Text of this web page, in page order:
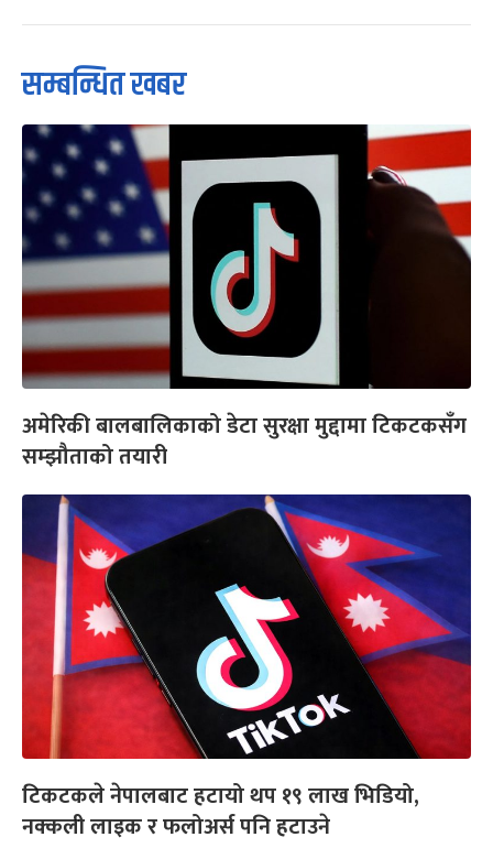
सम्बन्धित खबर
अमेरिकी बालबालिकाको डेटा सुरक्षा मुद्दामा टिकटकसँग
सम्झौताको तयारी
टिकटकले नेपालबाट हटायो थप १९ लाख भिडियो,
नक्कली लाइक र फलोअर्स पनि हटाउने